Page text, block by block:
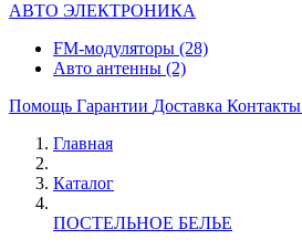
АВТО ЭЛЕКТРОНИКА
FM-модуляторы (28)
Авто антенны (2)
Помощь Гарантии Доставка Контакты
Главная
Каталог
ПОСТЕЛЬНОЕ БЕЛЬЕ